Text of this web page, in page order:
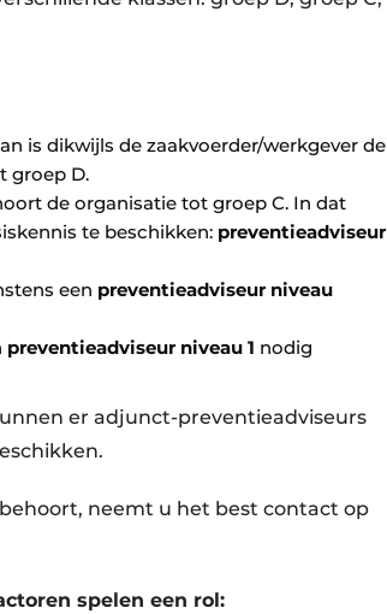
is dikwijls de zaakvoerder/werkgever de
groep D.
de organisatie tot groep C. In dat
te beschikken: preventieadviseur
een preventieadviseur niveau
preventieadviseur niveau 1 nodig
er adjunct-preventieadviseurs
neemt u het best contact op
spelen een rol: